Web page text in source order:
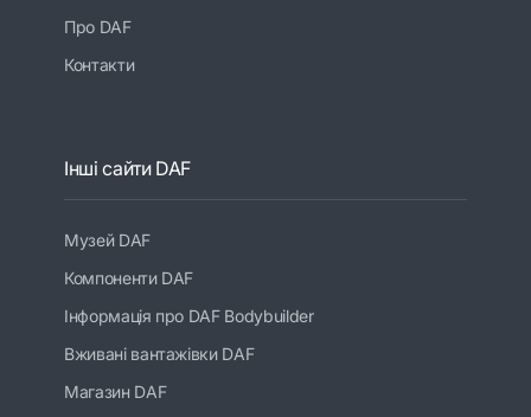
Про DAF
Контакти
Інші сайти DAF
Музей DAF
Компоненти DAF
Інформація про DAF Bodybuilder
Вживані вантажівки DAF
Магазин DAF